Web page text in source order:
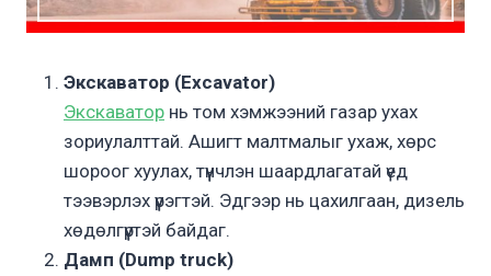
Экскаватор (Excavator)
Экскаватор нь том хэмжээний газар ухах
зориулалттай. Ашигт малтмалыг ухаж, хөрс
шороог хуулах, түүнчлэн шаардлагатай үед
тээвэрлэх үүрэгтэй. Эдгээр нь цахилгаан, дизель
хөдөлгүүртэй байдаг.
Дамп (Dump truck)